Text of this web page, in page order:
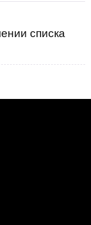
списка